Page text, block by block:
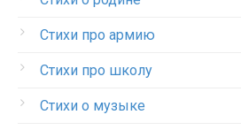
Стихи про армию
Стихи про школу
Стихи о музыке